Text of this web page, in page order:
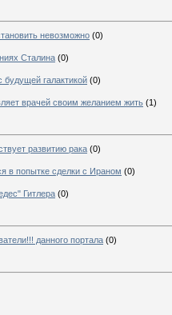
невозможно (0)
Сталина (0)
галактикой (0)
врачей своим желанием жить (1)
развитию рака (0)
в попытке сделки с Ираном (0)
Гитлера (0)
данного портала (0)